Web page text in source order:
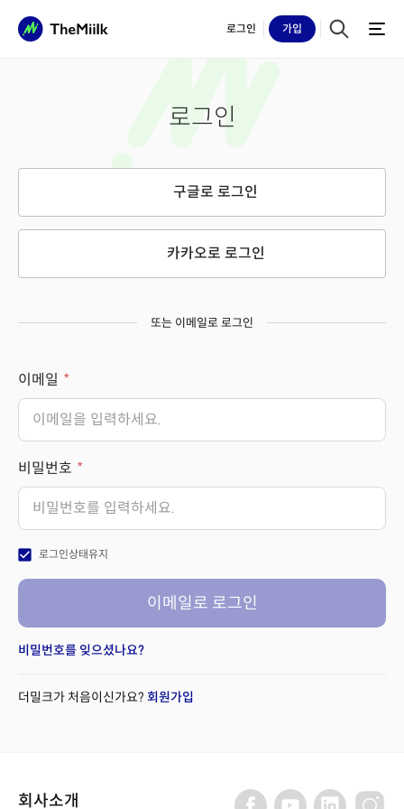
로그인 가입
로그인
구글로 로그인
카카오로 로그인
또는 이메일로 로그인
이메일
비밀번호
check_box 로그인상태유지
이메일로 로그인
비밀번호를 잊으셨나요?
더밀크가 처음이신가요? 회원가입
회사소개